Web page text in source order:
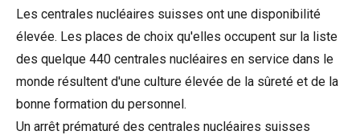
Les centrales nucléaires suisses ont une disponibilité
élevée. Les places de choix qu'elles occupent sur la liste
des quelque 440 centrales nucléaires en service dans le
monde résultent d'une culture élevée de la sûreté et de la
bonne formation du personnel.
Un arrêt prématuré des centrales nucléaires suisses